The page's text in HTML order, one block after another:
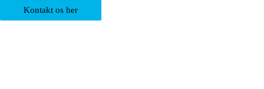
Kontakt os her